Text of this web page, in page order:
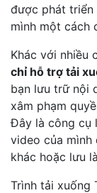
được phát triển
mình một cách
Khác với nhiều
chỉ hỗ trợ tải
bạn lưu trữ nội
xâm phạm
Đây là công cụ
video của mình
khác hoặc lưu
Trình tải xuống